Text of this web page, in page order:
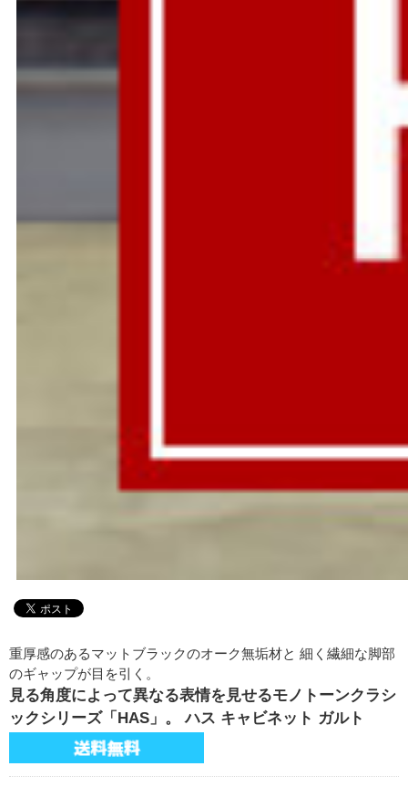
重厚感のあるマットブラックのオーク無垢材と 細く繊細な脚部
のギャップが目を引く。
見る角度によって異なる表情を見せるモノトーンクラシ
ックシリーズ「HAS」。 ハス キャビネット ガルト